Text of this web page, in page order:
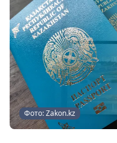
Фото: Zakon.kz